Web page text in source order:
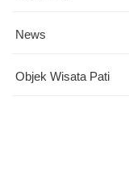
News
Objek Wisata Pati